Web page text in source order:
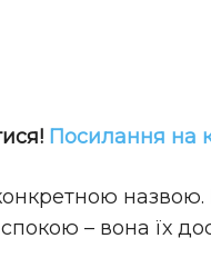
Посилання на
– вона їх